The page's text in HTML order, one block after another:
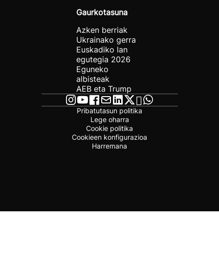
Gaurkotasuna
Azken berriak
Ukrainako gerra
Euskadiko lan
egutegia 2026
Eguneko
albisteak
AEB eta Trump
Pribatutasun politika
Lege oharra
Cookie politika
Cookieen konfigurazioa
Harremana